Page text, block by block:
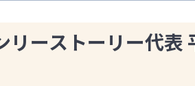
リーストーリー代表